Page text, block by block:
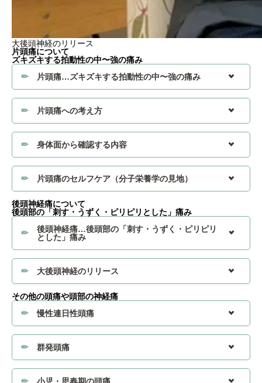
大後頭神経のリリース
片頭痛について
ズキズキする拍動性の中〜強の痛み
片頭痛…ズキズキする拍動性の中〜強の痛み
片頭痛への考え方
身体面から確認する内容
片頭痛のセルフケア（分子栄養学の見地）
後頭神経痛について
後頭部の「刺す・うずく・ピリピリとした」痛み
後頭神経痛…後頭部の「刺す・うずく・ピリピリ
とした」痛み
大後頭神経のリリース
その他の頭痛や頭部の神経痛
慢性連日性頭痛
群発頭痛